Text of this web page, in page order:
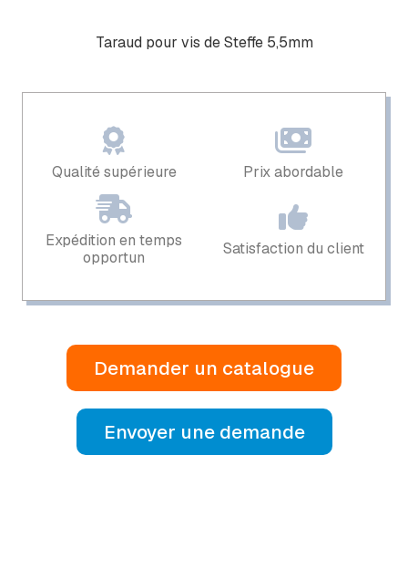
Taraud pour vis de Steffe 5,5mm
Qualité supérieure Prix ​​abordable
Expédition en temps
opportun
Satisfaction du client
Demander un catalogue
Envoyer une demande